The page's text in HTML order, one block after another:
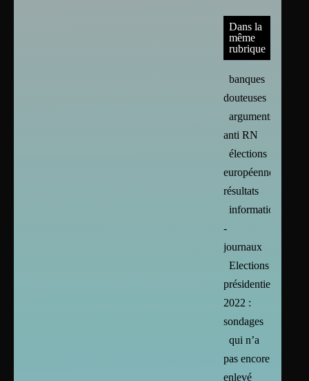
Dans la
même
rubrique
banques
douteuses
arguments
anti RN
élections
européennes :
résultats
informations
-
journaux
Elections
présidentielles
2022 :
sondages
qui n’a
pas encore
enlevé